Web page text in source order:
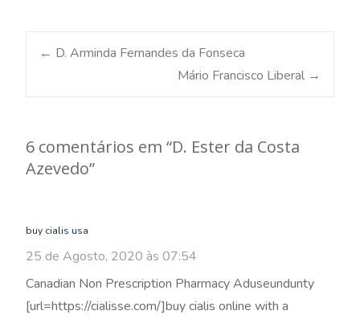
Post
← D. Arminda Fernandes da Fonseca
Mário Francisco Liberal →
6 comentários em “D. Ester da Costa
Azevedo”
buy cialis usa
25 de Agosto, 2020 às 07:54
Canadian Non Prescription Pharmacy Aduseundunty
[url=https://cialisse.com/]buy cialis online with a